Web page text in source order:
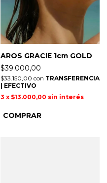
AROS GRACIE 1cm GOLD
$39.000,00
$33.150,00 con TRANSFERENCIA
| EFECTIVO
3 x $13.000,00 sin interés